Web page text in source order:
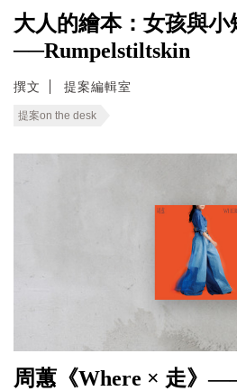
大人的繪本：女孩與
──Rumpelstiltskin
撰文 提案編輯室
提案on the desk
周蕙《Where × 走》